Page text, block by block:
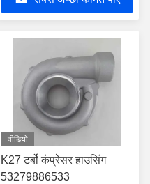
वीडियो
K27 टर्बो कंप्रेसर हाउसिंग
53279886533